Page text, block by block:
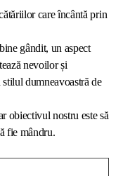
care încântă prin
gândit, un aspect
nevoilor și
dumneavoastră de
obiectivul nostru este să
fie mândru.